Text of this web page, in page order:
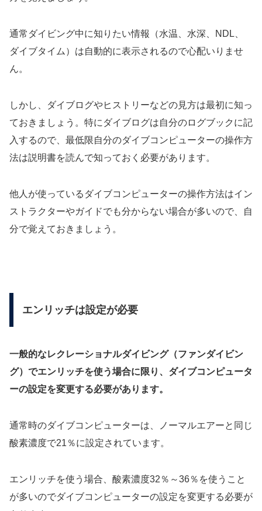
通常ダイビング中に知りたい情報（水温、水深、NDL、
ダイブタイム）は自動的に表示されるので心配いりませ
ん。
しかし、ダイブログやヒストリーなどの見方は最初に知っ
ておきましょう。特にダイブログは自分のログブックに記
入するので、最低限自分のダイブコンピューターの操作方
法は説明書を読んで知っておく必要があります。
他人が使っているダイブコンピューターの操作方法はイン
ストラクターやガイドでも分からない場合が多いので、自
分で覚えておきましょう。
エンリッチは設定が必要
一般的なレクレーショナルダイビング（ファンダイビン
グ）でエンリッチを使う場合に限り、ダイブコンピュータ
ーの設定を変更する必要があります。
通常時のダイブコンピューターは、ノーマルエアーと同じ
酸素濃度で21％に設定されています。
エンリッチを使う場合、酸素濃度32％～36％を使うこと
が多いのでダイブコンピューターの設定を変更する必要が